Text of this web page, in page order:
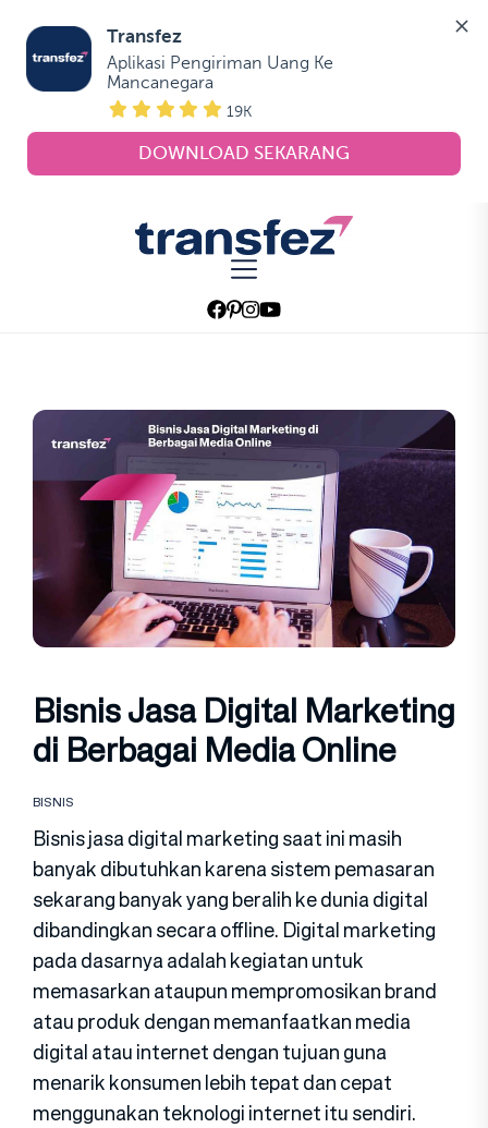
Transfez
Aplikasi Pengiriman Uang Ke
Mancanegara
19K
DOWNLOAD SEKARANG
Transfez
Bisnis Jasa Digital Marketing
di Berbagai Media Online
BISNIS
Bisnis jasa digital marketing saat ini masih
banyak dibutuhkan karena sistem pemasaran
sekarang banyak yang beralih ke dunia digital
dibandingkan secara offline. Digital marketing
pada dasarnya adalah kegiatan untuk
memasarkan ataupun mempromosikan brand
atau produk dengan memanfaatkan media
digital atau internet dengan tujuan guna
menarik konsumen lebih tepat dan cepat
menggunakan teknologi internet itu sendiri.